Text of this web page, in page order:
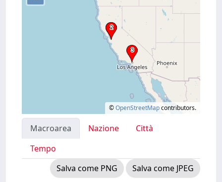
©OpenStreetMapcontributors.
Macroarea Nazione
Città
Tempo
Salva come PNG
Salva come JPEG